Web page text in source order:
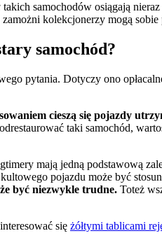
samochodów osiągają
kolekcjonerzy mogą
samochód?
pytania. Dotyczy ono
cieszą się pojazdy
taki samochód,
mają jedną podstawową
pojazdu może być
być niezwykle trudne. Toteż
się żółtymi tablicami